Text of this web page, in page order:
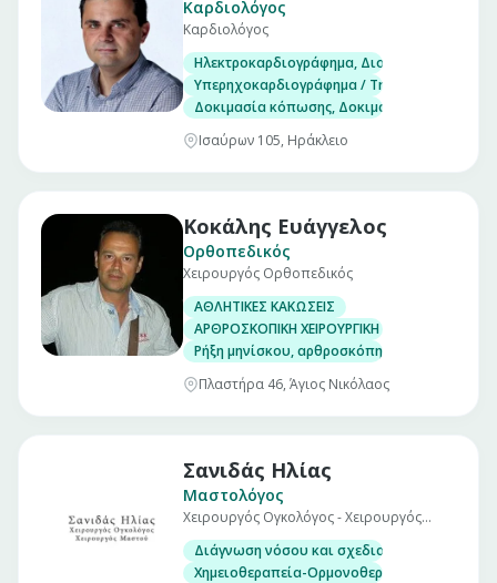
Καρδιολόγος
Καρδιολόγος
Ηλεκτροκαρδιογράφημα, Διοισοφάγειο
Υπερηχοκαρδιογράφημα / Triplex
Δοκιμασία κόπωσης, Δοκιμασία ανάκλισης
Ισαύρων 105, Ηράκλειο
Κοκάλης Ευάγγελος
Ορθοπεδικός
Χειρουργός Ορθοπεδικός
ΑΘΛΗΤΙΚΕΣ ΚΑΚΩΣΕΙΣ
ΑΡΘΡΟΣΚΟΠΙΚΗ ΧΕΙΡΟΥΡΓΙΚΗ ΓΟΝΑΤΟΣ
Ρήξη μηνίσκου, αρθροσκόπηση γόνατος
Πλαστήρα 46, Άγιος Νικόλαος
Σανιδάς Ηλίας
Μαστολόγος
Χειρουργός Ογκολόγος - Χειρουργός
Διάγνωση νόσου και σχεδιασμός
Χημειοθεραπεία-Ορμονοθεραπεία-